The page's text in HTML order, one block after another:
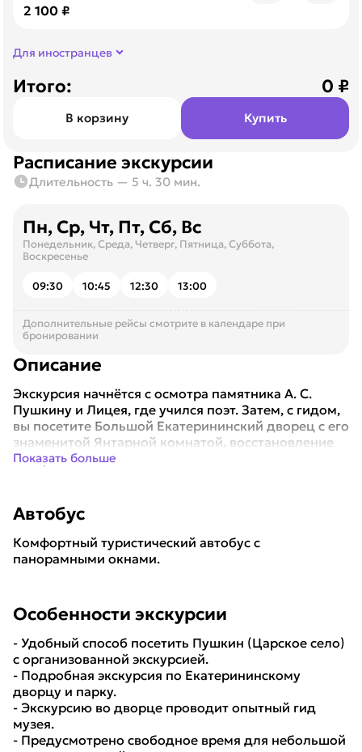
2 100 ₽
Для иностранцев
Итого: 0 ₽
В корзину Купить
Расписание экскурсии
Длительность — 5 ч. 30 мин.
Пн, Ср, Чт, Пт, Сб, Вс
Понедельник, Среда, Четверг, Пятница, Суббота,
Воскресенье
09:30 10:45 12:30 13:00
Дополнительные рейсы смотрите в календаре при
бронировании
Описание
Экскурсия начнётся с осмотра памятника А. С.
Пушкину и Лицея, где учился поэт. Затем, с гидом,
вы посетите Большой Екатерининский дворец с его
знаменитой Янтарной комнатой, восстановление
которой после Великой Отечес...
Показать больше
Автобус
Комфортный туристический автобус с
панорамными окнами.
Особенности экскурсии
- Удобный способ посетить Пушкин (Царское село)
с организованной экскурсией.
- Подробная экскурсия по Екатерининскому
дворцу и парку.
- Экскурсию во дворце проводит опытный гид
музея.
- Предусмотрено свободное время для небольшой